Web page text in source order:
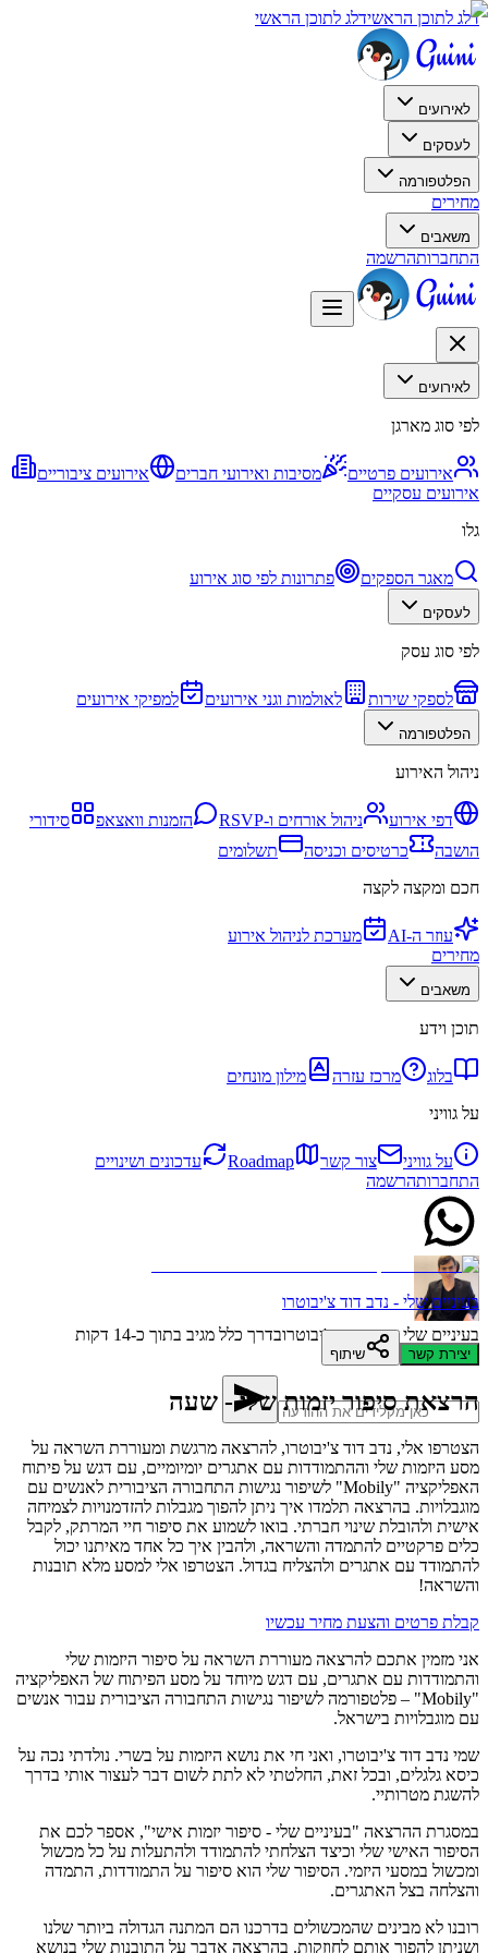
דלג לתוכן הראשידלג לתוכן הראשי
לאירועים
לעסקים
הפלטפורמה
מחירים
משאבים
התחברותהרשמה
לאירועים
לפי סוג מארגן
אירועים פרטיים מסיבות ואירועי חברים
אירועים ציבוריים
אירועים עסקיים
גלו
מאגר הספקים פתרונות לפי סוג אירוע
לעסקים
לפי סוג עסק
לספקי שירות לאולמות וגני אירועים למפיקי אירועים
הפלטפורמה
ניהול האירוע
דפי אירוע ניהול אורחים ו-RSVP הזמנות וואצאפ
סידורי
הושבה
כרטיסים וכניסה
תשלומים
חכם ומקצה לקצה
עוזר ה-AI
מערכת לניהול אירוע
מחירים
משאבים
תוכן וידע
בלוג מרכז עזרה
מילון מונחים
על גוויני
על גוויני צור קשר Roadmap
עדכונים ושינויים
התחברותהרשמה
בעיניים שלי - נדב דוד צ'יבוטרובדרך כלל מגיב בתוך כ-14 דקות
בעיניים שלי - נדב דוד צ'יבוטרו
יצירת קשר שיתוף
‏הרצאת ‏סיפור ‏יזמות שלי - שעה
הצטרפו אלי, נדב דוד צ'יבוטרו, להרצאה מרגשת ומעוררת השראה על
מסע היזמות שלי וההתמודדות עם אתגרים יומיומיים, עם דגש על פיתוח
האפליקציה "Mobily" לשיפור נגישות התחבורה הציבורית לאנשים עם
מוגבלויות. בהרצאה תלמדו איך ניתן להפוך מגבלות להזדמנויות לצמיחה
אישית ולהובלת שינוי חברתי. בואו לשמוע את סיפור חיי המרתק, לקבל
כלים פרקטיים להתמדה והשראה, ולהבין איך כל אחד מאיתנו יכול
להתמודד עם אתגרים ולהצליח בגדול. הצטרפו אלי למסע מלא תובנות
והשראה!
קבלת פרטים והצעת מחיר עכשיו
אני מזמין אתכם להרצאה מעוררת השראה על סיפור היזמות שלי
והתמודדות עם אתגרים, עם דגש מיוחד על מסע הפיתוח של האפליקציה
"Mobily" – פלטפורמה לשיפור נגישות התחבורה הציבורית עבור אנשים
עם מוגבלויות בישראל.
שמי נדב דוד צ'יבוטרו, ואני חי את נושא היזמות על בשרי. נולדתי נכה על
כיסא גלגלים, ובכל זאת, החלטתי לא לתת לשום דבר לעצור אותי בדרך
להשגת מטרותיי.
במסגרת ההרצאה "בעיניים שלי - סיפור יזמות אישי", אספר לכם את
הסיפור האישי שלי וכיצד הצלחתי להתמודד ולהתעלות על כל מכשול
ומכשול במסעי היזמי. הסיפור שלי הוא סיפור על התמודדות, התמדה
והצלחה בצל האתגרים.
רובנו לא מבינים שהמכשולים בדרכנו הם המתנה הגדולה ביותר שלנו
ושניתן להפוך אותם לחוזקות. בהרצאה אדבר על התובנות שלי בנושא